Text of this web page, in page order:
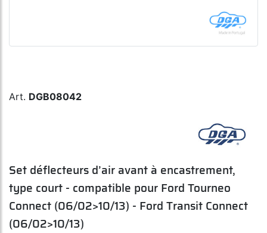
Art. DGB08042
Set déflecteurs d’air avant à encastrement,
type court - compatible pour Ford Tourneo
Connect (06/02>10/13) - Ford Transit Connect
(06/02>10/13)